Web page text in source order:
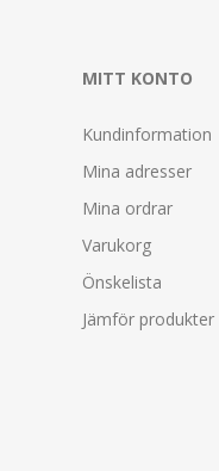
MITT KONTO
Kundinformation
Mina adresser
Mina ordrar
Varukorg
Önskelista
Jämför produkter